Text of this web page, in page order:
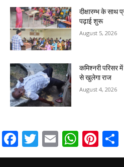
दीक्षारम्भ के साथ
पढ़ाई शुरू
August 5, 2026
कमिश्नरी परिसर में
से खुलेगा राज
August 4, 2026
Facebook
Twitter
Email